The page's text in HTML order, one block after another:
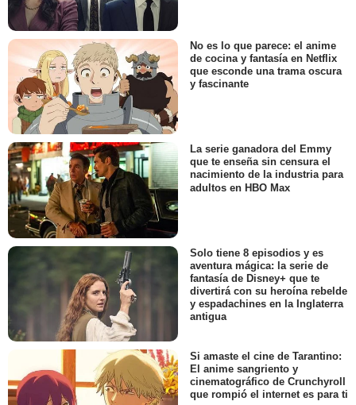
No es lo que parece: el anime
de cocina y fantasía en Netflix
que esconde una trama oscura
y fascinante
La serie ganadora del Emmy
que te enseña sin censura el
nacimiento de la industria para
adultos en HBO Max
Solo tiene 8 episodios y es
aventura mágica: la serie de
fantasía de Disney+ que te
divertirá con su heroína rebelde
y espadachines en la Inglaterra
antigua
Si amaste el cine de Tarantino:
El anime sangriento y
cinematográfico de Crunchyroll
que rompió el internet es para ti